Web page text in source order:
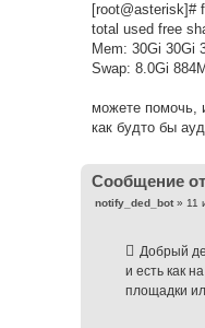
[root@asterisk]#
total used free
Mem: 30Gi 30Gi
Swap: 8.0Gi
можете помочь,
как будто бы
Cообщение
Сnotify_ded_bot» 11
Добрый
и есть как
площадки